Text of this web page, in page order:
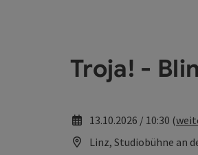
Troja! -
13.10.2026 / 10:30 (
Linz, Studiobühne an